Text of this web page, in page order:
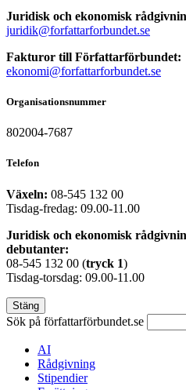
Juridisk och ekonomisk
juridik@forfattarforbundet.se
Fakturor till Författarförbundet:
ekonomi@forfattarforbundet.se
Organisationsnummer
802004-7687
Telefon
Växeln: 08-545 132 00
Tisdag-fredag: 09.00-11.00
Juridisk och ekonomisk
debutanter:
08-545 132 00 (tryck 1)
Tisdag-torsdag: 09.00-11.00
Stäng
Sök på författarförbundet.se
AI
Rådgivning
Stipendier